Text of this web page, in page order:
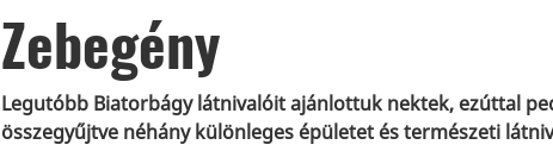
Zebegény
Legutóbb Biatorbágy látnivalóit ajánlottuk nektek, ezúttal
összegyűjtve néhány különleges épületet és természeti